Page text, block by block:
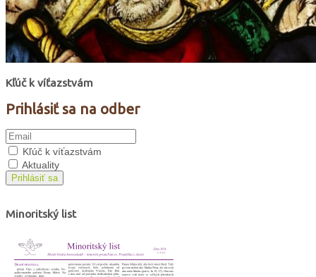
Kľúč k víťazstvám
Prihlásiť sa na odber
Kľúč k víťazstvám
Aktuality
Prihlásiť sa
Minoritský list